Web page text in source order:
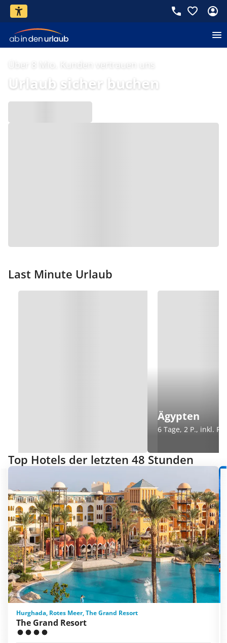
Über 8 Mio. Kunden vertrauen uns
Urlaub sicher buchen
Last Minute Urlaub
Ägypten
6 Tage, 2 P., inkl.
Top Hotels der letzten 48 Stunden
Hurghada, Rotes Meer, The Grand Resort
The Grand Resort